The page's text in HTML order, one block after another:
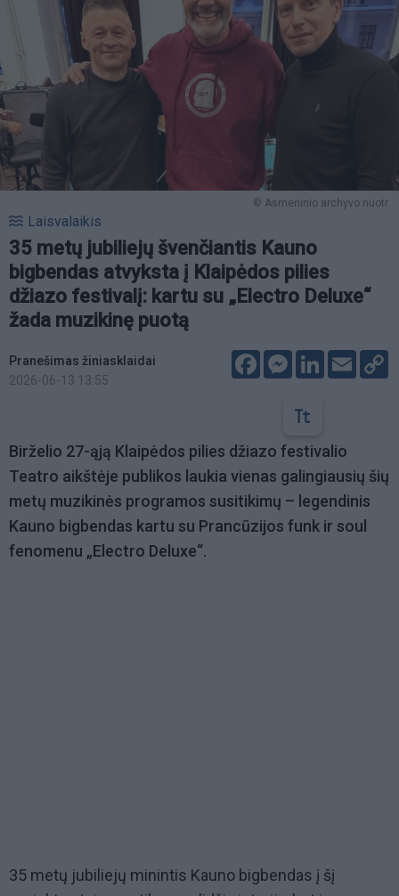
© Asmeninio archyvo nuotr.
Laisvalaikis
35 metų jubiliejų švenčiantis Kauno
bigbendas atvyksta į Klaipėdos pilies
džiazo festivalį: kartu su „Electro Deluxe“
žada muzikinę puotą
Pranešimas žiniasklaidai
2026-06-13 13:55
FacebookMessenger
LinkedIn
Email
Birželio 27-ąją Klaipėdos pilies džiazo festivalio
Teatro aikštėje publikos laukia vienas galingiausių šių
metų muzikinės programos susitikimų – legendinis
Kauno bigbendas kartu su Prancūzijos funk ir soul
fenomenu „Electro Deluxe“.
35 metų jubiliejų minintis Kauno bigbendas į šį